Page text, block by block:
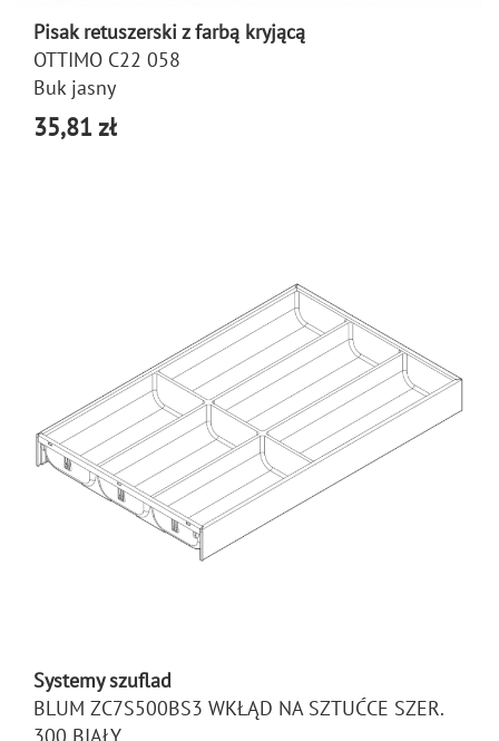
Pisak retuszerski z farbą kryjącą
OTTIMO C22 058
Buk jasny
35,81 zł
Systemy szuflad
BLUM ZC7S500BS3 WKŁĄD NA SZTUĆCE SZER.